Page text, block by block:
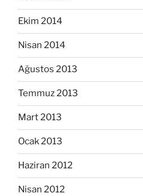
Ekim 2014
Nisan 2014
Ağustos 2013
Temmuz 2013
Mart 2013
Ocak 2013
Haziran 2012
Nisan 2012